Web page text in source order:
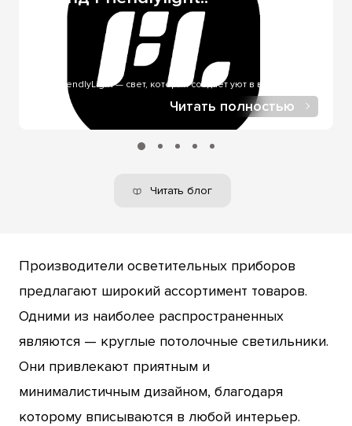
через службы доставки. Оплата онлайн через LiqPay -
при онлайн-покупке, в нашем интернет-магазине.
FriendlyLight — свет, который создает уют в вашем доме..
Читать полностью
Читать блог
Производители осветительных приборов
предлагают широкий ассортимент товаров.
Одними из наиболее распространенных
являются — круглые потолочные светильники.
Они привлекают приятным и
минималистичным дизайном, благодаря
которому вписываются в любой интерьер.